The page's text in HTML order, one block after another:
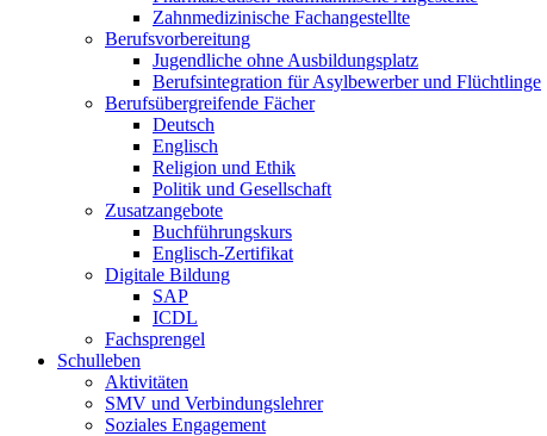
Zahnmedizinische Fachangestellte
Berufsvorbereitung
Jugendliche ohne Ausbildungsplatz
Berufsintegration für Asylbewerber und Flüchtlinge
Berufsübergreifende Fächer
Deutsch
Englisch
Religion und Ethik
Politik und Gesellschaft
Zusatzangebote
Buchführungskurs
Englisch-Zertifikat
Digitale Bildung
SAP
ICDL
Fachsprengel
Schulleben
Aktivitäten
SMV und Verbindungslehrer
Soziales Engagement